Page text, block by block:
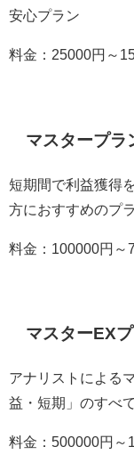
安心プラン
料金：25000円～
マスタープラ
短期間で利益獲得
方におすすめのプ
料金：100000円～
マスターEX
アナリストによる
益・短期」のすべ
料金：500000円～